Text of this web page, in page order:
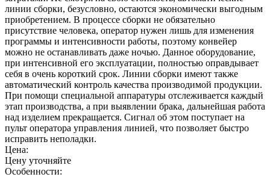
линии сборки, безусловно, остаются экономически выгодным
приобретением. В процессе сборки не обязательно
присутствие человека, оператор нужен лишь для изменения
программы и интенсивности работы, поэтому конвейер
можно не останавливать даже ночью. Данное оборудование,
при интенсивной его эксплуатации, полностью оправдывает
себя в очень короткий срок. Линии сборки имеют также
автоматический контроль качества производимой продукции.
При помощи специальной аппаратуры отслеживается каждый
этап производства, а при выявлении брака, дальнейшая работа
над изделием прекращается. Сигнал об этом поступает на
пульт оператора управления линией, что позволяет быстро
исправить неполадки.
Цена:
Цену уточняйте
Особенности: